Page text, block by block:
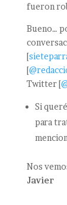
fueron
Bueno…
[
[
Twitter [
Si
para
Nos
Javier